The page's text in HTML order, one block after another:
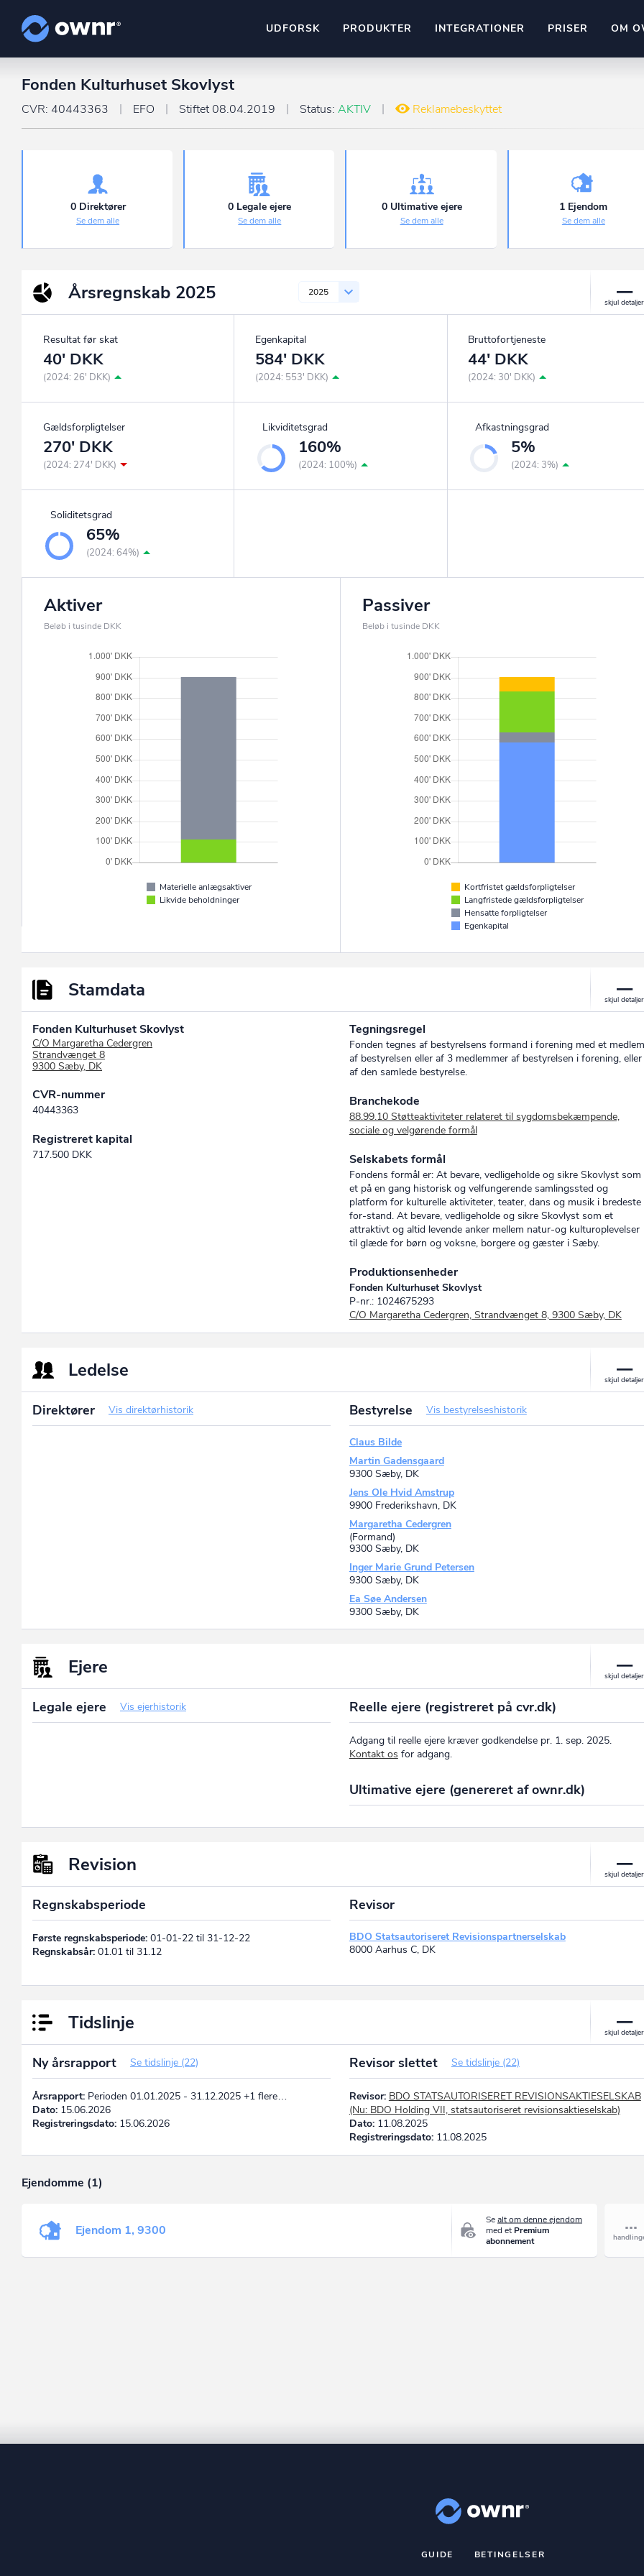
UDFORSK PRODUKTER
ownr Insights
Hold dig opdateret og compliant
ownr Pipeline
Sæt strøm til dit nysalg
Identificer salgsklare kundeemner
INTEGRATIONER
Kun fantasien sætter grænsen
Ownr ajour goes supersonic
PRISER OM
Fonden Kulturhuset Skovlyst
CVR: 40443363 EFO Stiftet 08.04.2019 Status: AKTIV Reklamebeskyttet
0 Direktører
Se dem alle
0 Legale ejere
Se dem alle
0 Ultimative ejere
Se dem alle
1 Ejendom
Se dem alle
Årsregnskab 2025 2025
Resultat før skat
40' DKK
(2024: 26' DKK)
Egenkapital
584' DKK
(2024: 553' DKK)
Bruttofortjeneste
44' DKK
(2024: 30' DKK)
Gældsforpligtelser
270' DKK
(2024: 274' DKK)
Likviditetsgrad
160%
(2024: 100%)
Afkastningsgrad
5%
(2024: 3%)
Soliditetsgrad
65%
(2024: 64%)
Aktiver
Beløb i tusinde DKK
Materielle anlægsaktiver
Likvide beholdninger
Passiver
Beløb i tusinde DKK
Kortfristet gældsforpligtelser
Langfristede gældsforpligtelser
Hensatte forpligtelser
Egenkapital
Stamdata
Fonden Kulturhuset Skovlyst
C/O Margaretha Cedergren
Strandvænget 8
9300 Sæby, DK
CVR-nummer
40443363
Registreret kapital
717.500 DKK
Tegningsregel
Fonden tegnes af bestyrelsens formand i forening med et medlem
af bestyrelsen eller af 3 medlemmer af bestyrelsen i forening, eller
af den samlede bestyrelse.
Branchekode
88.99.10 Støtteaktiviteter relateret til sygdomsbekæmpende,
sociale og velgørende formål
Selskabets formål
Fondens formål er: At bevare, vedligeholde og sikre Skovlyst som
et på en gang historisk og velfungerende samlingssted og
platform for kulturelle aktiviteter, teater, dans og musik i bredeste
for-stand. At bevare, vedligeholde og sikre Skovlyst som et
attraktivt og altid levende anker mellem natur-og kulturoplevelser
til glæde for børn og voksne, borgere og gæster i Sæby.
Produktionsenheder
Fonden Kulturhuset Skovlyst
P-nr.: 1024675293
C/O Margaretha Cedergren, Strandvænget 8, 9300 Sæby, DK
Ledelse
Direktører Vis direktørhistorik Bestyrelse Vis bestyrelseshistorik
Claus Bilde
Martin Gadensgaard
9300 Sæby, DK
Jens Ole Hvid Amstrup
9900 Frederikshavn, DK
Margaretha Cedergren
(Formand)
9300 Sæby, DK
Inger Marie Grund Petersen
9300 Sæby, DK
Ea Søe Andersen
9300 Sæby, DK
Ejere
Legale ejere Vis ejerhistorik Reelle ejere (registreret på cvr.dk)
Adgang til reelle ejere kræver godkendelse pr. 1. sep. 2025.
Kontakt os for adgang.
Ultimative ejere (genereret af ownr.dk)
Revision
Regnskabsperiode
Første regnskabsperiode: 01-01-22 til 31-12-22
Regnskabsår: 01.01 til 31.12
Revisor
BDO Statsautoriseret Revisionspartnerselskab
8000 Aarhus C, DK
Tidslinje
Ny årsrapport Se tidslinje (22)
Årsrapport: Perioden 01.01.2025 - 31.12.2025 +1 flere…
Dato: 15.06.2026
Registreringsdato: 15.06.2026
Revisor slettet Se tidslinje (22)
Revisor: BDO STATSAUTORISERET REVISIONSAKTIESELSKAB
(Nu: BDO Holding VII, statsautoriseret revisionsaktieselskab)
Dato:11.08.2025
Registreringsdato:11.08.2025
Ejendomme (1)
Sealt om denne ejendom
med et Premium
abonnement
Ejendom 1, 9300
GUIDE BETINGELSER